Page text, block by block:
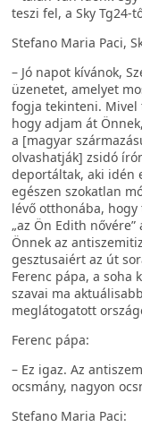
teszi fel, a Sky Tg24-
Stefano Maria Paci,
– Jó napot kívánok,
üzenetet, amelyet
fogja tekinteni. Mivel
hogy adjam át
a [magyar
olvashatják] zsidó
deportáltak, aki idén
egészen szokatlan
lévő otthonába, hogy
„az Ön Edith
Önnek az
gesztusaiért az út
Ferenc pápa, a
szavai ma
meglátogatott
Ferenc pápa:
– Ez igaz. Az
ocsmány, nagyon
Stefano Maria Paci: